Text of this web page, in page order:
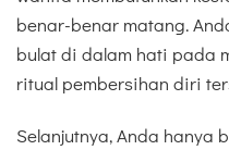
benar-benar matang.
bulat di dalam hati pada
ritual pembersihan diri
Selanjutnya, Anda hanya